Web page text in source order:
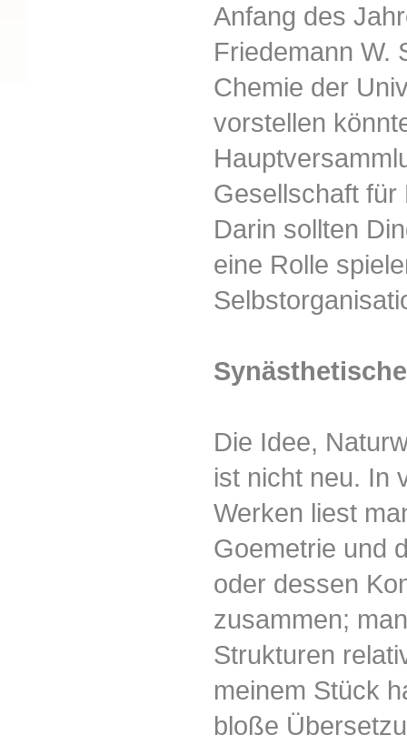
Anfang des
Friedemann W.
Chemie der
vorstellen
Gesellschaft für
Darin sollten
eine Rolle
Die Idee,
ist nicht neu. In
Werken liest
Goemetrie und
oder dessen
zusammen;
Strukturen
meinem Stück
bloße